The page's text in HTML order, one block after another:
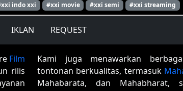
indo xxi #xxi movie #xxi semi #xxi streaming
IKLAN REQUEST
Film
rilis
Kami juga menawarkan
tontonan berkualitas, termasuk
Mahabarata, dan Mahabharat,